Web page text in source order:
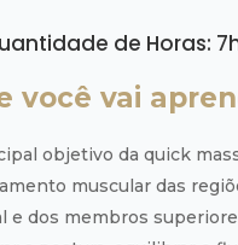
de Horas:
você vai
objetivo da quick
muscular das
e dos membros